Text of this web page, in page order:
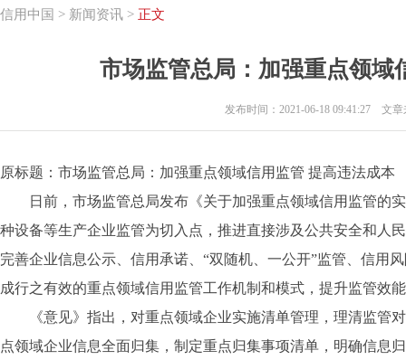
信用中国 > 新闻资讯 > 正文
市场监管总局：加强重点领域
发布时间：2021-06-18 09:41:27 文章
原标题：市场监管总局：加强重点领域信用监管 提高违法成本
日前，市场监管总局发布《关于加强重点领域信用监管的
种设备等生产企业监管为切入点，推进直接涉及公共安全和人
完善企业信息公示、信用承诺、“双随机、一公开”监管、信用
成行之有效的重点领域信用监管工作机制和模式，提升监管效
《意见》指出，对重点领域企业实施清单管理，理清监管
点领域企业信息全面归集，制定重点归集事项清单，明确信息